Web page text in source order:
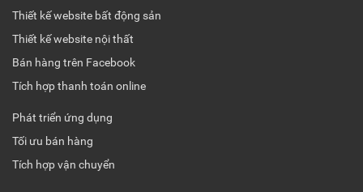
Thiết kế website bất động sản
Thiết kế website nội thất
Bán hàng trên Facebook
Tích hợp thanh toán online
Phát triển ứng dụng
Tối ưu bán hàng
Tích hợp vận chuyển